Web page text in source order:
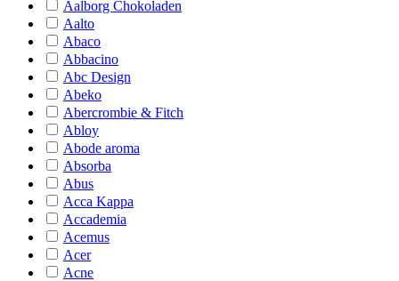
Aalborg Chokoladen
Aalto
Abaco
Abbacino
Abc Design
Abeko
Abercrombie & Fitch
Abloy
Abode aroma
Absorba
Abus
Acca Kappa
Accademia
Acemus
Acer
Acne